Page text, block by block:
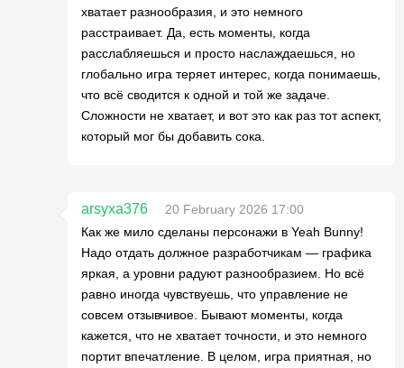
хватает разнообразия, и это немного
расстраивает. Да, есть моменты, когда
расслабляешься и просто наслаждаешься, но
глобально игра теряет интерес, когда понимаешь,
что всё сводится к одной и той же задаче.
Сложности не хватает, и вот это как раз тот аспект,
который мог бы добавить сока.
arsyxa376
20 February 2026 17:00
Как же мило сделаны персонажи в Yeah Bunny!
Надо отдать должное разработчикам — графика
яркая, а уровни радуют разнообразием. Но всё
равно иногда чувствуешь, что управление не
совсем отзывчивое. Бывают моменты, когда
кажется, что не хватает точности, и это немного
портит впечатление. В целом, игра приятная, но